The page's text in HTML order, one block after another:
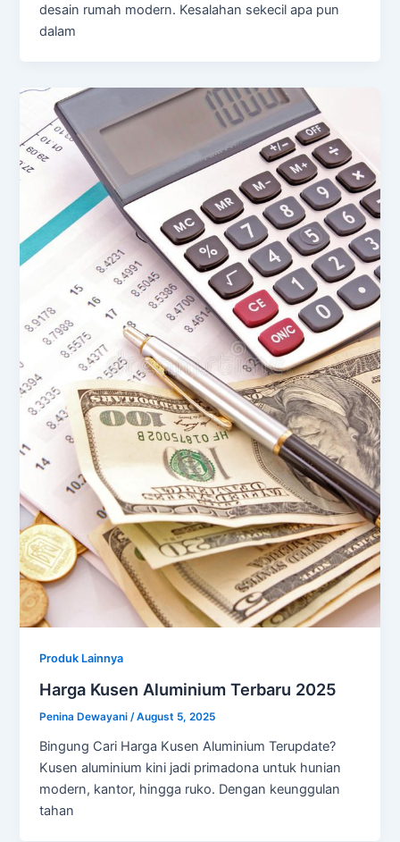
desain rumah modern. Kesalahan sekecil apa pun
dalam
Produk Lainnya
Harga Kusen Aluminium Terbaru 2025
Penina Dewayani/August 5, 2025
Bingung Cari Harga Kusen Aluminium Terupdate?
Kusen aluminium kini jadi primadona untuk hunian
modern, kantor, hingga ruko. Dengan keunggulan
tahan